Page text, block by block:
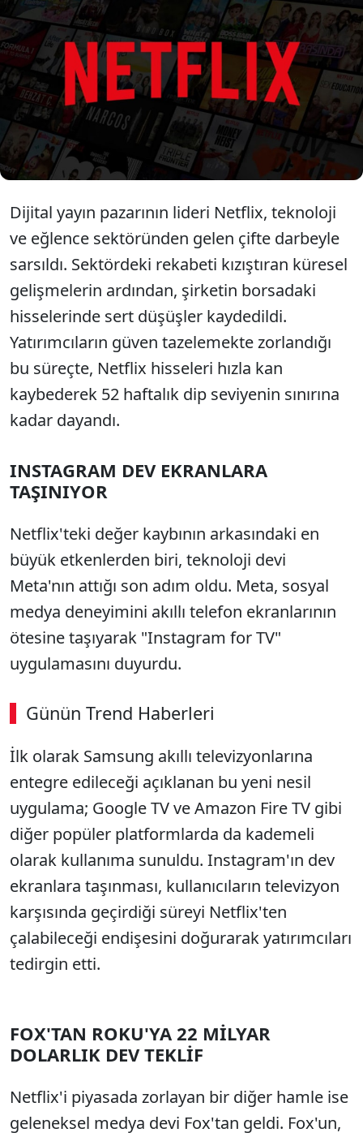
Netflix hisseleri yüzde 6'ya yakın kayıpla son
1 yılın en dip seviyesine yaklaşırken,
düşüşün ardında yatırımcıların Netflix’in
rekabet gücünü sorgulatan potansiyel
rakipler yer alıyor.
Dijital yayın pazarının lideri Netflix, teknoloji
ve eğlence sektöründen gelen çifte darbeyle
sarsıldı. Sektördeki rekabeti kızıştıran küresel
gelişmelerin ardından, şirketin borsadaki
hisselerinde sert düşüşler kaydedildi.
Yatırımcıların güven tazelemekte zorlandığı
bu süreçte, Netflix hisseleri hızla kan
kaybederek 52 haftalık dip seviyenin sınırına
kadar dayandı.
INSTAGRAM DEV EKRANLARA
TAŞINIYOR
Netflix'teki değer kaybının arkasındaki en
büyük etkenlerden biri, teknoloji devi
Meta'nın attığı son adım oldu. Meta, sosyal
medya deneyimini akıllı telefon ekranlarının
ötesine taşıyarak "Instagram for TV"
uygulamasını duyurdu.
Günün Trend Haberleri
İlk olarak Samsung akıllı televizyonlarına
entegre edileceği açıklanan bu yeni nesil
uygulama; Google TV ve Amazon Fire TV gibi
diğer popüler platformlarda da kademeli
olarak kullanıma sunuldu. Instagram'ın dev
ekranlara taşınması, kullanıcıların televizyon
karşısında geçirdiği süreyi Netflix'ten
çalabileceği endişesini doğurarak yatırımcıları
tedirgin etti.
FOX'TAN ROKU'YA 22 MİLYAR
DOLARLIK DEV TEKLİF
Netflix'i piyasada zorlayan bir diğer hamle ise
geleneksel medya devi Fox'tan geldi. Fox'un,